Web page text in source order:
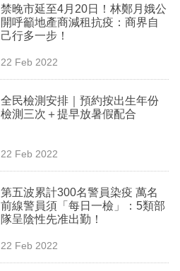
禁晚市延至4月20日！林鄭月娥公
開呼籲地產商減租抗疫：商界自
己行多一步！
22 Feb 2022
全民檢測安排｜預約按出生年份
檢測三次＋提早放暑假配合
22 Feb 2022
第五波累計300名警員染疫 萬名
前線警員須「每日一檢」：5類部
隊呈陰性先准出勤！
22 Feb 2022